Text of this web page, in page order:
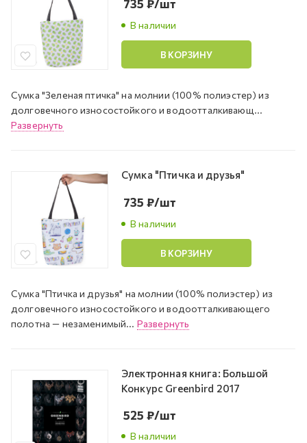
В наличии
735 ₽/шт
В КОРЗИНУ
Сумка "Зеленая птичка" на молнии (100% полиэстер) из
долговечного износостойкого и водоотталкивающ...
Развернуть
Сумка "Птичка и друзья"
В наличии
735 ₽/шт
В КОРЗИНУ
Сумка "Птичка и друзья" на молнии (100% полиэстер) из
долговечного износостойкого и водоотталкивающего
полотна — незаменимый... Развернуть
Электронная книга: Большой
Конкурс Greenbird 2017
В наличии
525 ₽/шт